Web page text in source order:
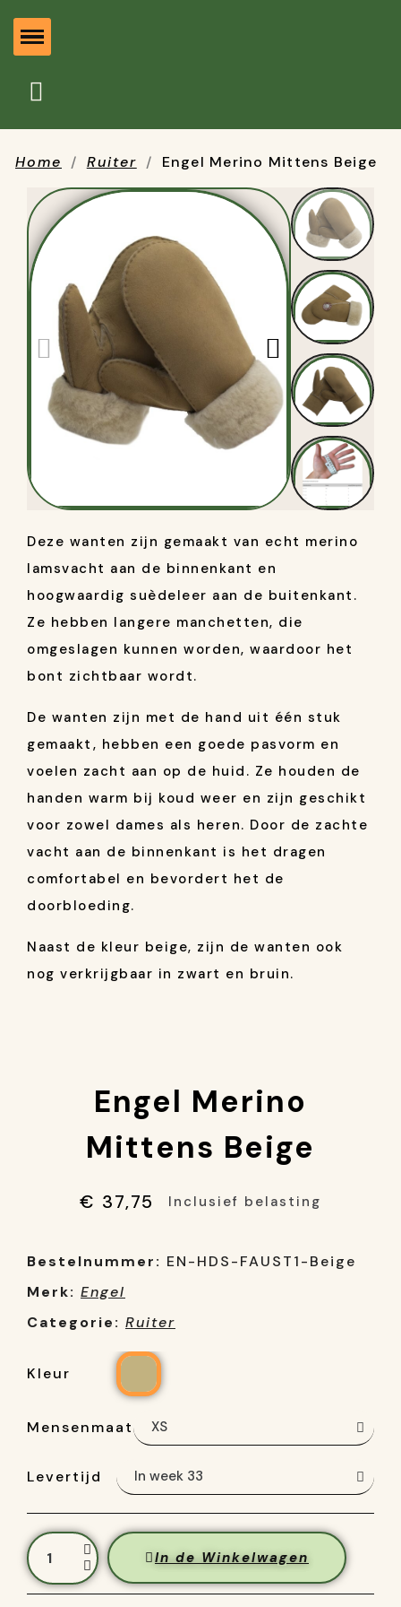
Home Ruiter Engel Merino Mittens Beige
Deze wanten zijn gemaakt van echt merino
lamsvacht aan de binnenkant en
hoogwaardig suèdeleer aan de buitenkant.
Ze hebben langere manchetten, die
omgeslagen kunnen worden, waardoor het
bont zichtbaar wordt.
De wanten zijn met de hand uit één stuk
gemaakt, hebben een goede pasvorm en
voelen zacht aan op de huid. Ze houden de
handen warm bij koud weer en zijn geschikt
voor zowel dames als heren. Door de zachte
vacht aan de binnenkant is het dragen
comfortabel en bevordert het de
doorbloeding.
Naast de kleur beige, zijn de wanten ook
nog verkrijgbaar in zwart en bruin.
Engel Merino
Mittens Beige
€ 37,75 Inclusief belasting
Bestelnummer: EN-HDS-FAUST1-Beige
Merk: Engel
Categorie: Ruiter
Kleur
Mensenmaat
Levertijd
In de Winkelwagen